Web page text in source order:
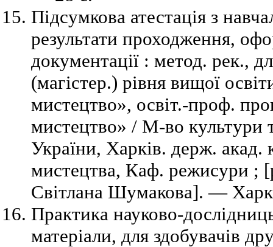
Підсумкова атестація з
результати проходження,
документації : метод. рек.,
(магістер.) рівня вищої
мистецтво», освіт.-проф.
мистецтво» / М-во культури
України, Харків. держ. акад.
мистецтва, Каф. режисури ;
Світлана Шумакова]. —
Практика науково-
матеріали, для здобувачів